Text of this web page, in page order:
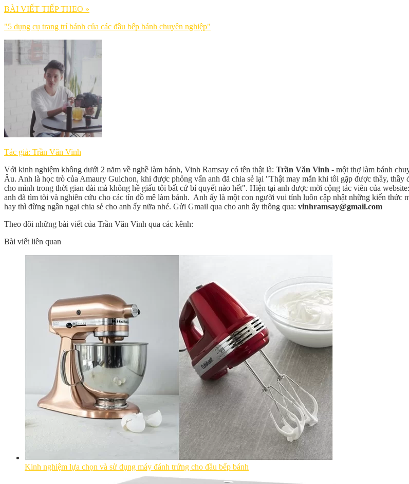
BÀI VIẾT TIẾP THEO »
"5 dụng cụ trang trí bánh của các đầu bếp bánh chuyên nghiệp"
Tác giả: Trần Văn Vinh
Với kinh nghiệm không dưới 2 năm về nghề làm bánh, Vinh Ramsay có tên thật là: Trần Văn Vinh - một thợ làm bánh
Âu. Anh là học trò của Amaury Guichon, khi được phỏng vấn anh đã chia sẻ lại "Thật may mắn khi tôi gặp được thầy, thầy
cho mình trong thời gian dài mà không hề giấu tôi bất cứ bí quyết nào hết". Hiện tại anh được mời cộng tác viên của website:
anh đã tìm tòi và nghiên cứu cho các tín đồ mê làm bánh. Anh ấy là một con người vui tính luôn cập nhật những kiến thức
hay thì đừng ngần ngại chia sẻ cho anh ấy nữa nhé. Gửi Gmail qua cho anh ấy thông qua: vinhramsay@gmail.com
Theo dõi những bài viết của Trần Văn Vinh qua các kênh:
Bài viết liên quan
Kinh nghiệm lựa chọn và sử dụng máy đánh trứng cho đầu bếp bánh